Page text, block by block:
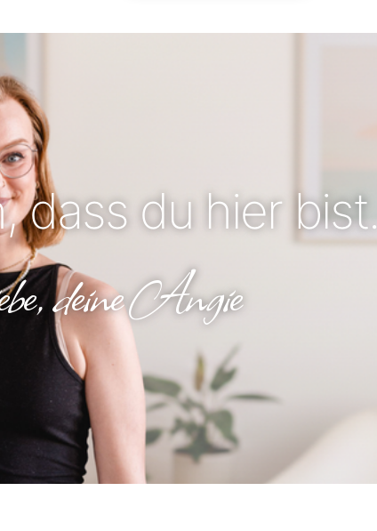
dass du hier bist.
deine Angie